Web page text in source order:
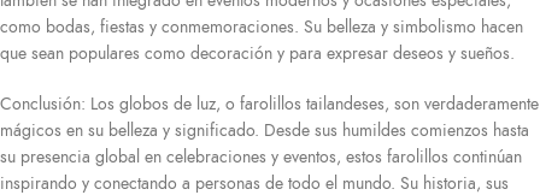
como bodas, fiestas y conmemoraciones. Su belleza y simbolismo hacen
que sean populares como decoración y para expresar deseos y sueños.
Conclusión: Los globos de luz, o farolillos tailandeses, son verdaderamente
mágicos en su belleza y significado. Desde sus humildes comienzos hasta
su presencia global en celebraciones y eventos, estos farolillos continúan
inspirando y conectando a personas de todo el mundo. Su historia, sus